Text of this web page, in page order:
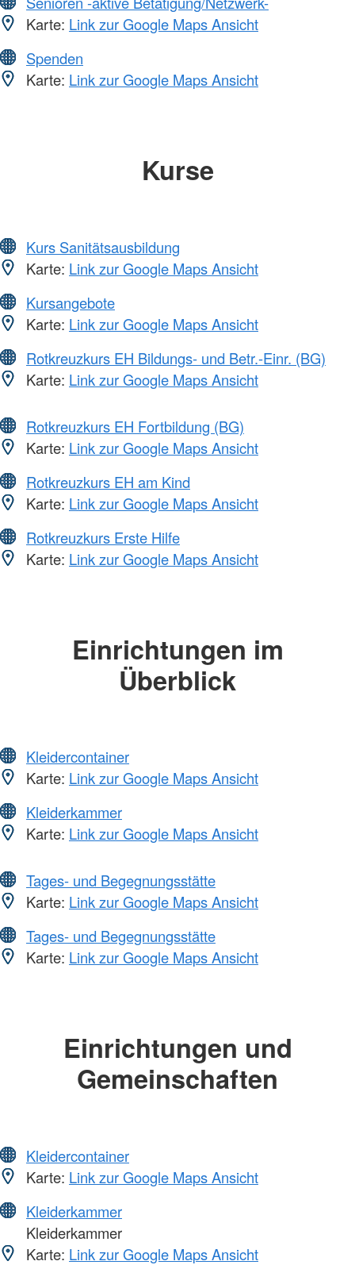
Karte: Link zur Google Maps Ansicht
Spenden
Karte: Link zur Google Maps Ansicht
Kurse
Kurs Sanitätsausbildung
Karte: Link zur Google Maps Ansicht
Kursangebote
Karte: Link zur Google Maps Ansicht
Rotkreuzkurs EH Bildungs- und Betr.-Einr. (BG)
Karte: Link zur Google Maps Ansicht
Rotkreuzkurs EH Fortbildung (BG)
Karte: Link zur Google Maps Ansicht
Rotkreuzkurs EH am Kind
Karte: Link zur Google Maps Ansicht
Rotkreuzkurs Erste Hilfe
Karte: Link zur Google Maps Ansicht
Einrichtungen im
Überblick
Kleidercontainer
Karte: Link zur Google Maps Ansicht
Kleiderkammer
Karte: Link zur Google Maps Ansicht
Tages- und Begegnungsstätte
Karte: Link zur Google Maps Ansicht
Tages- und Begegnungsstätte
Karte: Link zur Google Maps Ansicht
Einrichtungen und
Gemeinschaften
Kleidercontainer
Karte: Link zur Google Maps Ansicht
Kleiderkammer
Kleiderkammer
Karte: Link zur Google Maps Ansicht